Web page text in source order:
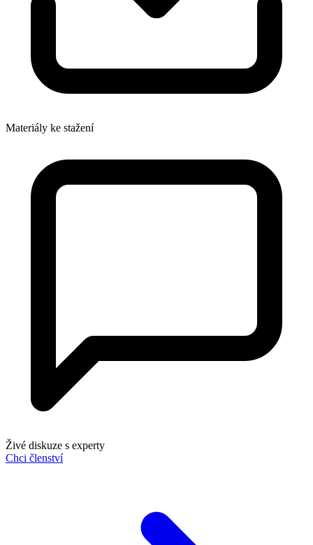
Materiály ke stažení
Živé diskuze s experty
Chci členství